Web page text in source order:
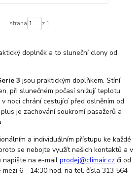
strana z 1
doplněk a to sluneční clony od
3 jsou praktickým doplňkem. Stíní
při slunečném počasí snižují teplotu
noci chrání cestující před oslněním od
je zachování soukromí pasažerů a
a individuálním přístupu ke každé
se nebojte využít našich kontaktů a v
napište na e-mailprodej@climair.cz či od
6 - 14:30 hod. na tel. čísla 313 564